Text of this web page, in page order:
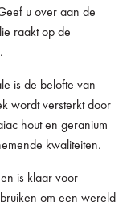
u over aan de
raakt op de
is de belofte van
wordt versterkt door
hout en geranium
kwaliteiten.
is klaar voor
om een wereld